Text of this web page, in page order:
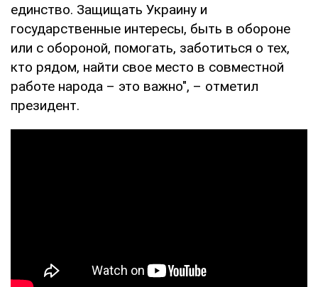
единство. Защищать Украину и
государственные интересы, быть в обороне
или с обороной, помогать, заботиться о тех,
кто рядом, найти свое место в совместной
работе народа – это важно", – отметил
президент.